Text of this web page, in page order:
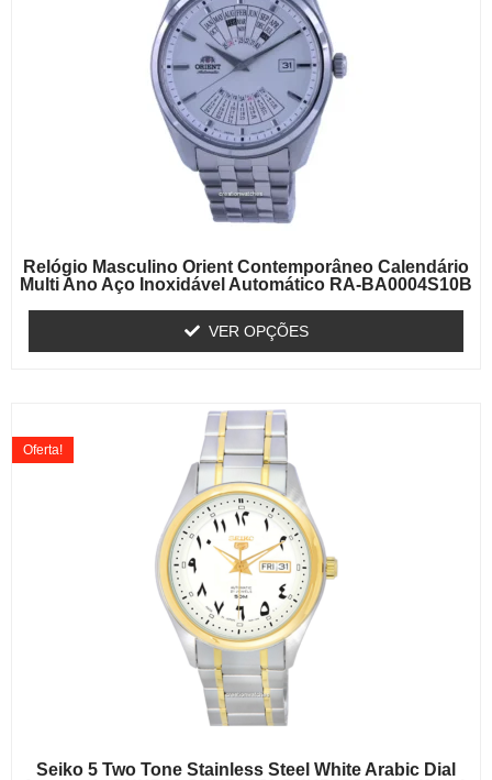
Relógio Masculino Orient Contemporâneo Calendário
Multi Ano Aço Inoxidável Automático RA-BA0004S10B
VER OPÇÕES
Seiko 5 Two Tone Stainless Steel White Arabic Dial
Oferta!